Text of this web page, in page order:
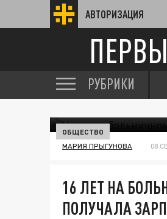
АВТОРИЗАЦИЯ
РУБРИКИ
ОБЩЕСТВО
МАРИЯ ПРЫГУНОВА 08
16 ЛЕТ НА
ПОЛУЧАЛА